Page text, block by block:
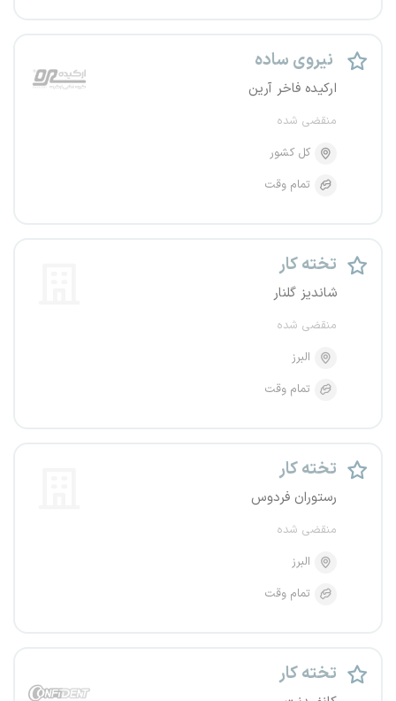
نیروی ساده
ارکیده فاخر آرین
منقضی شده
کل کشور
تمام وقت
تخته کار
شاندیز گلنار
منقضی شده
البرز
تمام وقت
تخته کار
رستوران فردوس
منقضی شده
البرز
تمام وقت
تخته کار